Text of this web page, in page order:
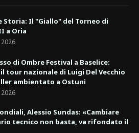
Storia: Il "Giallo" del Torneo di
a Oria
di Ombre Festival a Baselice:
tour nazionale di Luigi Del Vecchio
ambientato a Ostuni
Alessio Sundas: «Cambiare
tecnico non basta, va rifondato il